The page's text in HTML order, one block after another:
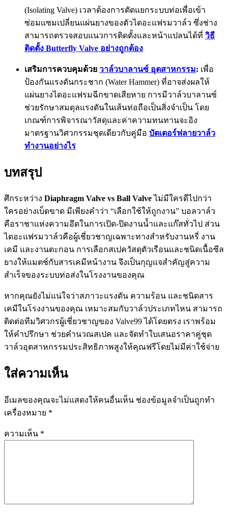
(Isolating Valve) เวลาต้องการตัดแยกระบบท่อเพื่อเข้า
ซ่อมแซมเปลี่ยนแผ่นยางของตัวไดอะแฟรมวาล์ว ซึ่งช่าง
สามารถตรวจสอบแนวการติดตั้งและหน้าแปลนได้ที่ วิธี
ติดตั้ง Butterfly Valve อย่างถูกต้อง
เสริมการควบคุมด้วย วาล์วบาลานซ์ อุตสาหกรรม: เพื่อ
ป้องกันแรงดันกระชาก (Water Hammer) ที่อาจส่งผลให้
แผ่นยางไดอะแฟรมฉีกขาดเสียหาย การมีวาล์วบาลานซ์
ช่วยรักษาสมดุลแรงดันในเส้นท่อถือเป็นสิ่งจำเป็น โดย
เกณฑ์การพิจารณาวัสดุและค่าความทนทานจะอิง
มาตรฐานวิศวกรรมชุดเดียวกับคู่มือ บัตเตอร์ฟลายวาล์ว
ทำงานอย่างไร
บทสรุป
ศึกระหว่าง Diaphragm Valve vs Ball Valve ไม่มีใครดีไปกว่า
ใครอย่างเบ็ดขาด มีเพียงคำว่า “เลือกใช้ให้ถูกงาน” บอลวาล์ว
คือราชาแห่งความอึดในการเปิด-ปิดงานน้ำและแก๊สทั่วไป ส่วน
ไดอะแฟรมวาล์วคือผู้เชี่ยวชาญเฉพาะทางสำหรับงานหรี่ งาน
เคมี และงานตะกอน การเลือกสเปควัสดุตัวเรือนและชนิดเนื้อซีล
ยางให้แมตช์กับสารเคมีหน้างาน จึงเป็นกุญแจสำคัญสู่ความ
สำเร็จของระบบท่อส่งในโรงงานของคุณ
หากคุณยังไม่แน่ใจว่าสภาวะแรงดัน ความร้อน และชนิดสาร
เคมีในโรงงานของคุณ เหมาะสมกับวาล์วประเภทไหน สามารถ
ติดต่อทีมวิศวกรผู้เชี่ยวชาญของ Valve99 ได้โดยตรง เราพร้อม
ให้คำปรึกษา ช่วยคำนวณสเปค และจัดทำใบเสนอราคาคู่ชุด
วาล์วอุตสาหกรรมประสิทธิภาพสูงให้คุณฟรีโดยไม่มีค่าใช้จ่าย
ใส่ความเห็น
อีเมลของคุณจะไม่แสดงให้คนอื่นเห็น ช่องข้อมูลจำเป็นถูกทำ
เครื่องหมาย *
ความเห็น *